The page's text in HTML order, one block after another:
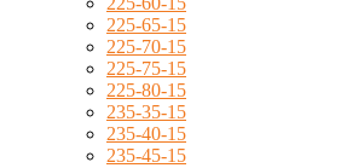
225-65-15
225-70-15
225-75-15
225-80-15
235-35-15
235-40-15
235-45-15